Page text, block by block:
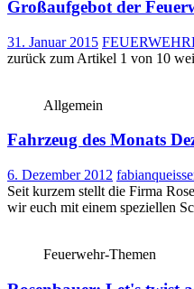
Großaufgebot der
31. Januar 2015
zurück zum Artikel 1 von 10
Allgemein
Fahrzeug des Monats
6. Dezember 2012
Seit kurzem stellt die Firma
wir euch mit einem speziellen
Feuerwehr-Themen